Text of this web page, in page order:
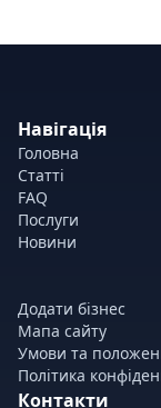
Навігація
Головна
Статті
FAQ
Послуги
Новини
Додати бізнес
Мапа сайту
Умови та
Політика
Контакти